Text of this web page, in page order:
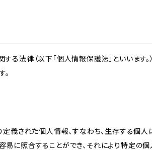
法律（以下「個人情報保護法」といいます。
。
義された個人情報、すなわち、生存する個
に照合することができ、それにより特定の